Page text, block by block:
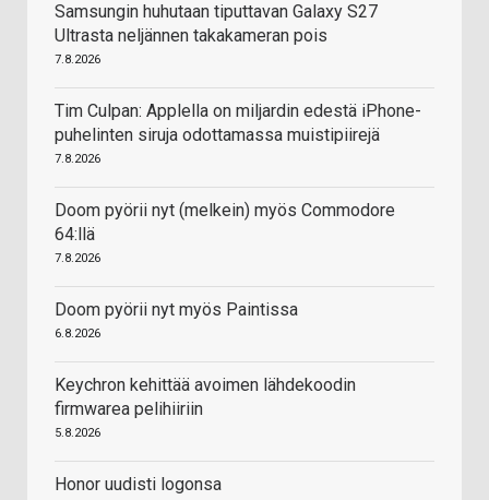
Samsungin huhutaan tiputtavan Galaxy S27
Ultrasta neljännen takakameran pois
7.8.2026
Tim Culpan: Applella on miljardin edestä iPhone-
puhelinten siruja odottamassa muistipiirejä
7.8.2026
Doom pyörii nyt (melkein) myös Commodore
64:llä
7.8.2026
Doom pyörii nyt myös Paintissa
6.8.2026
Keychron kehittää avoimen lähdekoodin
firmwarea pelihiiriin
5.8.2026
Honor uudisti logonsa